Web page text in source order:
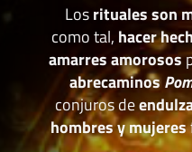
Losrituales son
como tal, hacer
amarres amorosos
abrecaminos
conjuros de
hombres y mujeres